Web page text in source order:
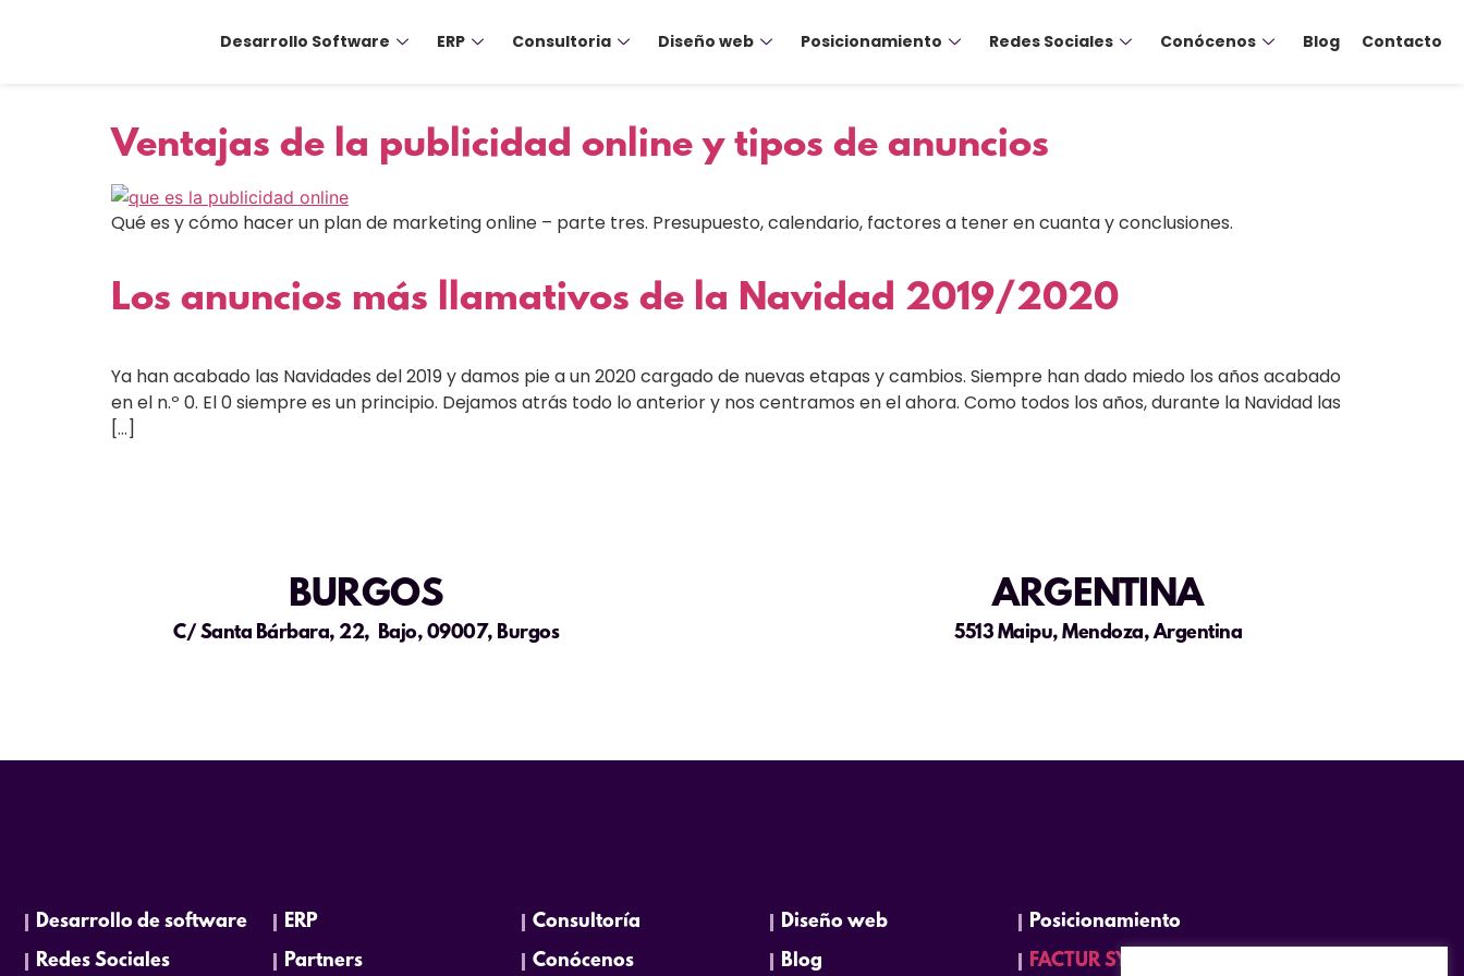
Desarrollo Software ERP Consultoria Diseño web Posicionamiento Redes Sociales Conócenos Blog Contacto
Ventajas de la publicidad online y tipos de anuncios
Qué es y cómo hacer un plan de marketing online – parte tres. Presupuesto, calendario, factores a tener en cuanta y conclusiones.
Los anuncios más llamativos de la Navidad 2019/2020
Ya han acabado las Navidades del 2019 y damos pie a un 2020 cargado de nuevas etapas y cambios. Siempre han dado miedo los años acabado
en el n.º 0. El 0 siempre es un principio. Dejamos atrás todo lo anterior y nos centramos en el ahora. Como todos los años, durante la Navidad las
[…]
BURGOS
C/ Santa Bárbara, 22, Bajo, 09007, Burgos
ARGENTINA
5513 Maipu, Mendoza, Argentina
Desarrollo de software
Redes Sociales
ERP
Partners
Consultoría
Conócenos
Diseño web
Blog
Posicionamiento
FACTUR SYSTEM